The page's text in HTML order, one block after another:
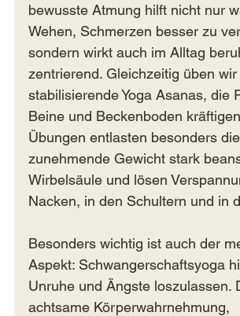
bewusste Atmung hilft nicht nur
Wehen, Schmerzen besser zu
sondern wirkt auch im Alltag
zentrierend. Gleichzeitig üben
stabilisierende Yoga Asanas, die
Beine und Beckenboden
Übungen entlasten besonders
zunehmende Gewicht stark
Wirbelsäule und lösen
Nacken, in den Schultern und in
Besonders wichtig ist auch der
Aspekt: Schwangerschaftsyoga
Unruhe und Ängste loszulassen.
achtsame Körperwahrnehmung,